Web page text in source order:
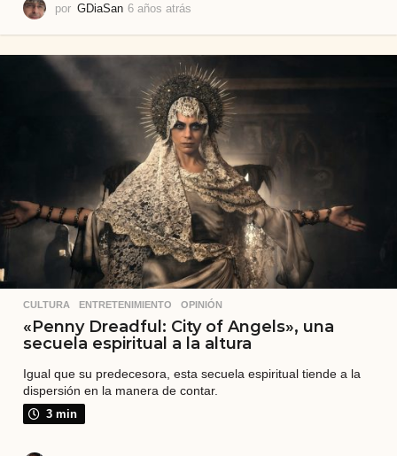
por GDiaSan 6 años atrás
o
s
a
t
r
á
s
CULTURA ,ENTRETENIMIENTO ,OPINIÓN
«Penny Dreadful: City of Angels», una
secuela espiritual a la altura
Igual que su predecesora, esta secuela espiritual tiende a la
dispersión en la manera de contar.
3 min